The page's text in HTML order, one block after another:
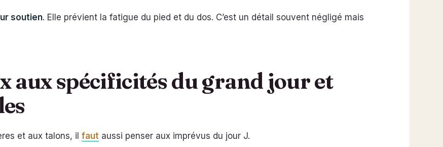
soutien. Elle prévient la fatigue du pied et du dos. C’est un détail souvent négligé mais
aux spécificités du grand jour et
et aux talons, il faut aussi penser aux imprévus du jour J.